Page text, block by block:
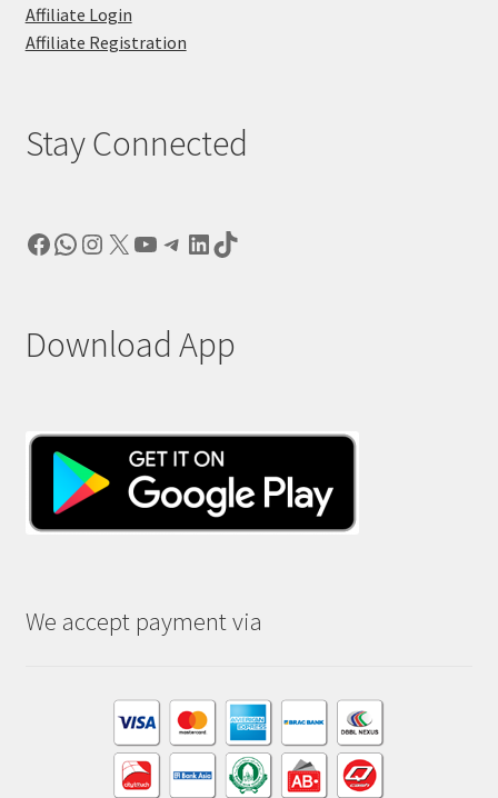
Affiliate Login
Affiliate Registration
Stay Connected
Facebook
WhatsApp
Instagram
X YouTube
Telegram
LinkedIn
TikTok
Download App
We accept payment via